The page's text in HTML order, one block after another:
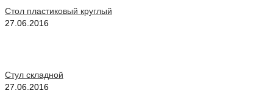
Стол пластиковый круглый
27.06.2016
Стул складной
27.06.2016